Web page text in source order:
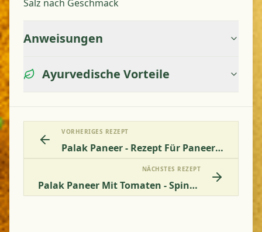
Salz nach Geschmack
Anweisungen
Ayurvedische Vorteile
VORHERIGES REZEPT
Palak Paneer - Rezept Für Paneerwürfel In Spinat
NÄCHSTES REZEPT
Palak Paneer Mit Tomaten - Spinat Mit Frischkäse Und Tomaten